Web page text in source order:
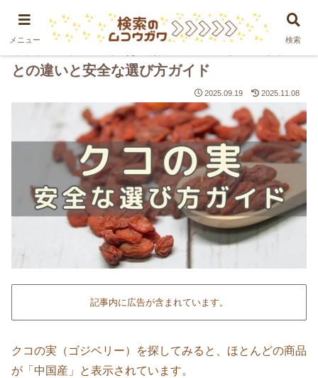
PR
中国産のクコの実は危険？チベット産・国産
との違いと安全な選び方ガイド
2025.09.19 2025.11.08
記事内に広告が含まれています。
クコの実（ゴジベリー）を探してみると、ほとんどの商品
が「中国産」と表示されています。
メニュー 検索